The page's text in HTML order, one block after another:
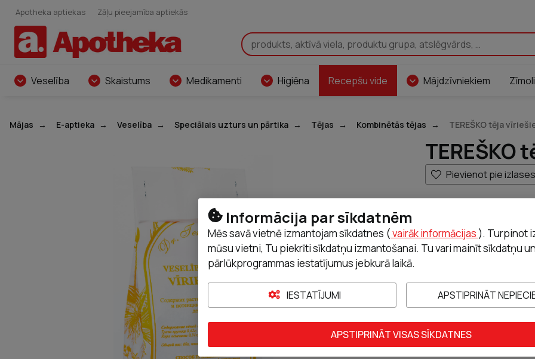
Apotheka aptiekas Zāļu pieejamība aptiekās
Veselība Skaistums Medikamenti Higiēna Recepšu vide Mājdzīvniekiem Zīmoli
Mājas E-aptieka Veselība Speciālais uzturs un pārtika Tējas Kombinētās tējas TEREŠKO tēja
TEREŠKO
Pievienot pie izlases
Informācija par sīkdatnēm
Mēs savā vietnē izmantojam sīkdatnes (vairāk informācijas ). Turpinot
mūsu vietni, Tu piekrīti sīkdatņu izmantošanai. Tu vari mainīt sīkdatņu un
pārlūkprogrammas iestatījumus jebkurā laikā.
IESTATĪJUMI APSTIPRINĀT
APSTIPRINĀT VISAS SĪKDATNES